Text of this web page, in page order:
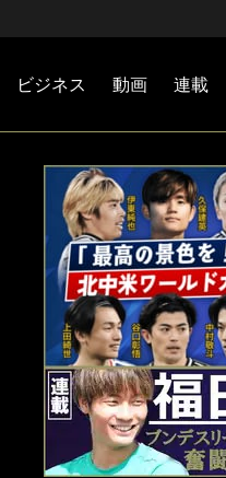
ビジネス 動画 連載